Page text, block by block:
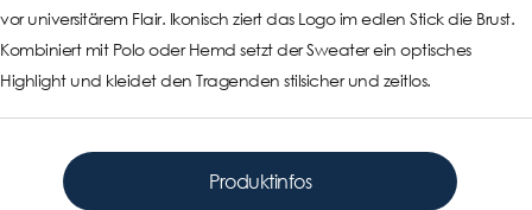
vor universitärem Flair. Ikonisch ziert das Logo im edlen Stick die Brust.
Kombiniert mit Polo oder Hemd setzt der Sweater ein optisches
Highlight und kleidet den Tragenden stilsicher und zeitlos.
Produktinfos